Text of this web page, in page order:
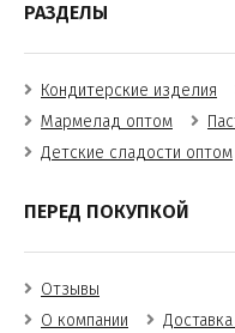
РАЗДЕЛЫ
Кондитерские изделия
Мармелад оптом
Детские сладости оптом
ПЕРЕД ПОКУПКОЙ
Отзывы
О компании